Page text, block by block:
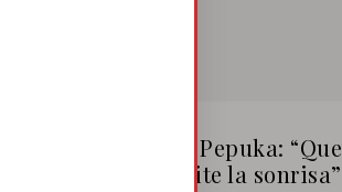
Canción de Pepuka: “Que
nadie te quite la sonrisa”